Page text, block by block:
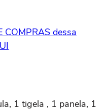
COMPRAS dessa
1 tigela , 1 panela, 1